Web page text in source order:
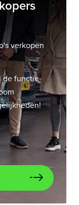
verkopen
de functie